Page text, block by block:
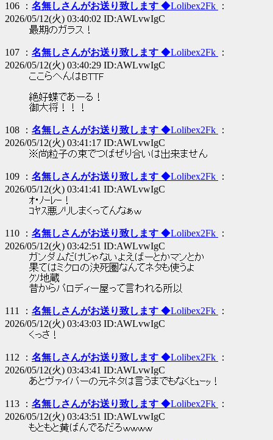
106 ： 名無しさんがお送り致します ◆Lolibex2Fk
：
2026/05/12(火) 03:40:02 ID:AWLvwIgC
最期のガラス！
107 ： 名無しさんがお送り致します ◆Lolibex2Fk
：
2026/05/12(火) 03:40:29 ID:AWLvwIgC
ここらへんはBTTF
絶好蝶であーる！
御大将！！！
108 ： 名無しさんがお送り致します ◆Lolibex2Fk
：
2026/05/12(火) 03:41:17 ID:AWLvwIgC
※尚粒子の束でつばぜり合いは出来ません
109 ： 名無しさんがお送り致します ◆Lolibex2Fk
：
2026/05/12(火) 03:41:41 ID:AWLvwIgC
ｵ･ﾉｰﾚｰ！
ｺﾔｽ悪ノリしまくってんなぁｗ
110 ： 名無しさんがお送り致します ◆Lolibex2Fk
：
2026/05/12(火) 03:42:51 ID:AWLvwIgC
ガンダムだけじゃないよえばーとかマンとか
果てはミクロの決死圏なんてネタも使うよ
ｸｿ地蔵
昔からパロディー屋って言われる所以
111 ： 名無しさんがお送り致します ◆Lolibex2Fk
：
2026/05/12(火) 03:43:03 ID:AWLvwIgC
くっさ！
112 ： 名無しさんがお送り致します ◆Lolibex2Fk
：
2026/05/12(火) 03:43:41 ID:AWLvwIgC
あとヴァイパーの元ネタは言うまでもなくﾋｭｰｯ！
113 ： 名無しさんがお送り致します ◆Lolibex2Fk
：
2026/05/12(火) 03:43:51 ID:AWLvwIgC
もともと黄ばんでるだろｗｗｗｗ